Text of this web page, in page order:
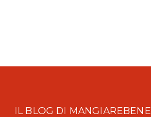
IL BLOG DI MANGIAREBENE